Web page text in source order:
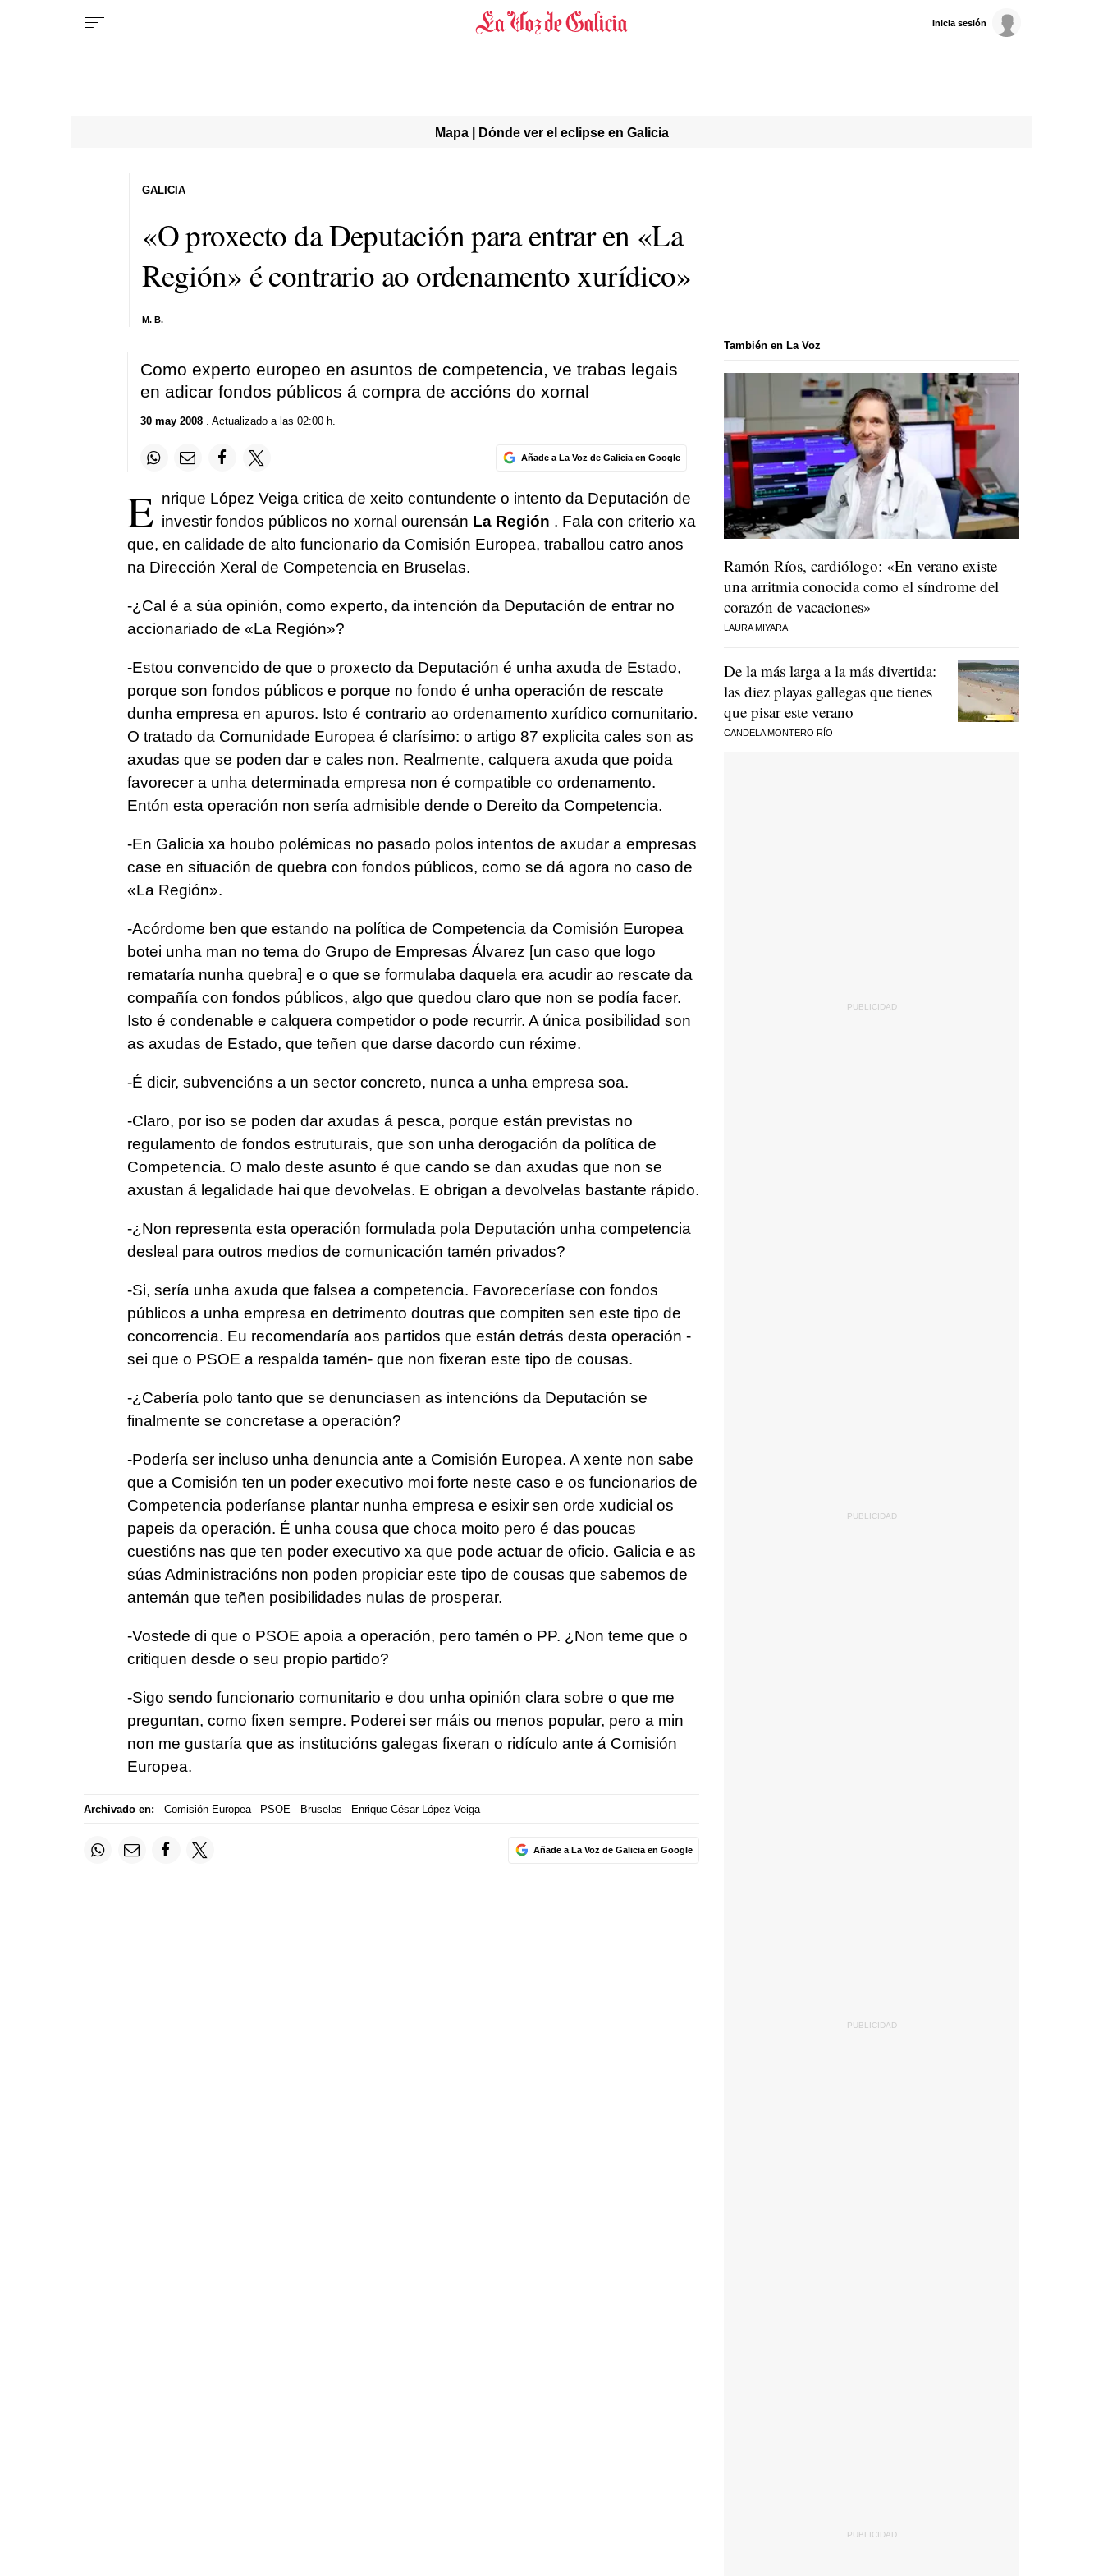
Inicia sesión
Mapa | Dónde ver el eclipse en Galicia
«O proxecto da Deputación para entrar en «La
Región» é contrario ao ordenamento xurídico»
M. B.
GALICIA
Como experto europeo en asuntos de competencia, ve trabas legais
en adicar fondos públicos á compra de accións do xornal
30 may 2008. Actualizado a las 02:00 h.
Añade a La Voz de Galicia en Google
E nrique López Veiga critica de xeito contundente o intento da Deputación de
investir fondos públicos no xornal ourensán La Región . Fala con criterio xa
que, en calidade de alto funcionario da Comisión Europea, traballou catro anos
na Dirección Xeral de Competencia en Bruselas.
-¿Cal é a súa opinión, como experto, da intención da Deputación de entrar no
accionariado de «La Región»?
-Estou convencido de que o proxecto da Deputación é unha axuda de Estado,
porque son fondos públicos e porque no fondo é unha operación de rescate
dunha empresa en apuros. Isto é contrario ao ordenamento xurídico comunitario.
O tratado da Comunidade Europea é clarísimo: o artigo 87 explicita cales son as
axudas que se poden dar e cales non. Realmente, calquera axuda que poida
favorecer a unha determinada empresa non é compatible co ordenamento.
Entón esta operación non sería admisible dende o Dereito da Competencia.
-En Galicia xa houbo polémicas no pasado polos intentos de axudar a empresas
case en situación de quebra con fondos públicos, como se dá agora no caso de
«La Región».
-Acórdome ben que estando na política de Competencia da Comisión Europea
botei unha man no tema do Grupo de Empresas Álvarez [un caso que logo
remataría nunha quebra] e o que se formulaba daquela era acudir ao rescate da
compañía con fondos públicos, algo que quedou claro que non se podía facer.
Isto é condenable e calquera competidor o pode recurrir. A única posibilidad son
as axudas de Estado, que teñen que darse dacordo cun réxime.
-É dicir, subvencións a un sector concreto, nunca a unha empresa soa.
-Claro, por iso se poden dar axudas á pesca, porque están previstas no
regulamento de fondos estruturais, que son unha derogación da política de
Competencia. O malo deste asunto é que cando se dan axudas que non se
axustan á legalidade hai que devolvelas. E obrigan a devolvelas bastante rápido.
-¿Non representa esta operación formulada pola Deputación unha competencia
desleal para outros medios de comunicación tamén privados?
-Si, sería unha axuda que falsea a competencia. Favoreceríase con fondos
públicos a unha empresa en detrimento doutras que compiten sen este tipo de
concorrencia. Eu recomendaría aos partidos que están detrás desta operación -
sei que o PSOE a respalda tamén- que non fixeran este tipo de cousas.
-¿Cabería polo tanto que se denunciasen as intencións da Deputación se
finalmente se concretase a operación?
-Podería ser incluso unha denuncia ante a Comisión Europea. A xente non sabe
que a Comisión ten un poder executivo moi forte neste caso e os funcionarios de
Competencia poderíanse plantar nunha empresa e esixir sen orde xudicial os
papeis da operación. É unha cousa que choca moito pero é das poucas
cuestións nas que ten poder executivo xa que pode actuar de oficio. Galicia e as
súas Administracións non poden propiciar este tipo de cousas que sabemos de
antemán que teñen posibilidades nulas de prosperar.
-Vostede di que o PSOE apoia a operación, pero tamén o PP. ¿Non teme que o
critiquen desde o seu propio partido?
-Sigo sendo funcionario comunitario e dou unha opinión clara sobre o que me
preguntan, como fixen sempre. Poderei ser máis ou menos popular, pero a min
non me gustaría que as institucións galegas fixeran o ridículo ante á Comisión
Europea.
Archivado en: Comisión Europea PSOE Bruselas Enrique César López Veiga
Añade a La Voz de Galicia en Google
También en La Voz
Ramón Ríos, cardiólogo: «En verano existe
una arritmia conocida como el síndrome del
corazón de vacaciones»
LAURA MIYARA
De la más larga a la más divertida:
las diez playas gallegas que tienes
que pisar este verano
CANDELA MONTERO RÍO